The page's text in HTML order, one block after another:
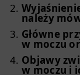
należy
Główne
w moczu
Objawy
w moczu i